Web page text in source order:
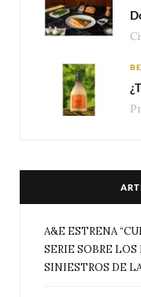
A&E ESTRENA
SERIE SOBRE
SINIESTROS DE